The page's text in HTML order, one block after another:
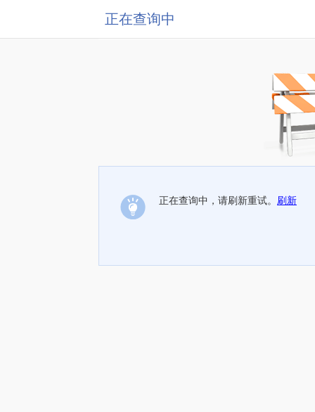
正在查询中
正在查询中，请刷新重试。 刷新